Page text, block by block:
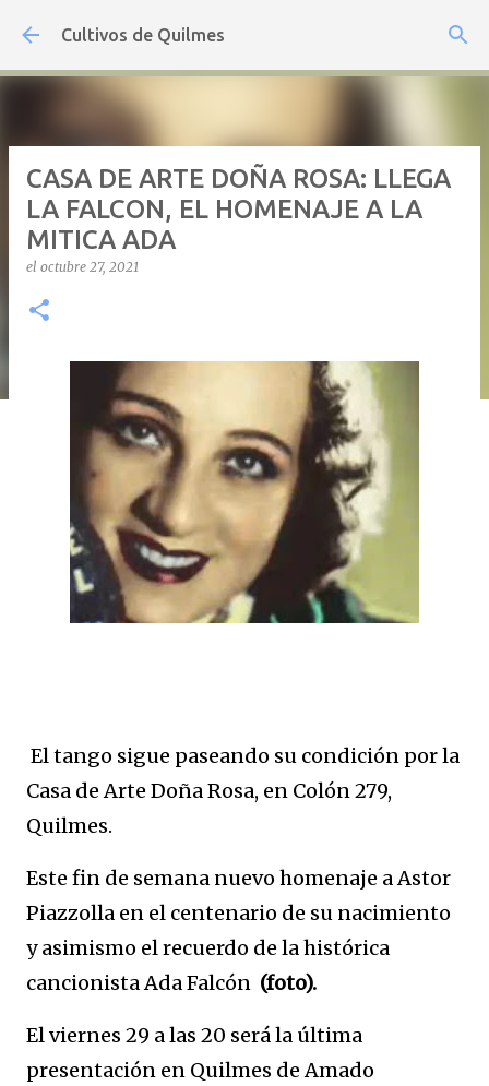
Ir al contenido principal
Cultivos de Quilmes
CASA DE ARTE DOÑA ROSA: LLEGA
LA FALCON, EL HOMENAJE A LA
MITICA ADA
el octubre 27, 2021
El tango sigue paseando su condición por la
Casa de Arte Doña Rosa, en Colón 279,
Quilmes.
Este fin de semana nuevo homenaje a Astor
Piazzolla en el centenario de su nacimiento
y asimismo el recuerdo de la histórica
cancionista Ada Falcón (foto).
El viernes 29 a las 20 será la última
presentación en Quilmes de Amado